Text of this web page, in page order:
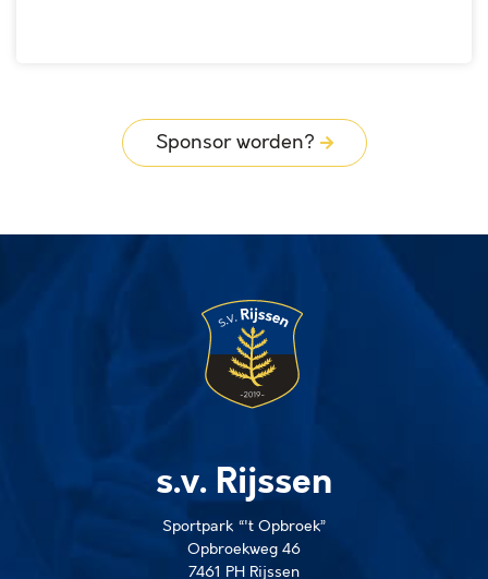
Sponsor worden?
s.v. Rijssen
Sportpark “'t Opbroek”
Opbroekweg 46
7461 PH Rijssen